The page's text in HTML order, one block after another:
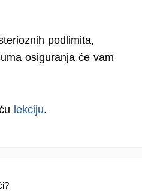
podlimita,
osiguranja će vam
lekciju.